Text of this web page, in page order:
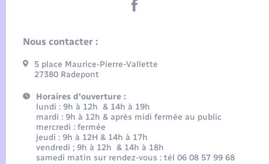
Nous contacter :
5 place Maurice-Pierre-Vallette
27380 Radepont
Horaires d'ouverture :
lundi : 9h à 12h & 14h à 19h
mardi : 9h à 12h & après midi fermée au public
mercredi : fermée
jeudi : 9h à 12H & 14h à 17h
vendredi ; 9h à 12h & 14h à 18h
samedi matin sur rendez-vous : tél 06 08 57 99 68